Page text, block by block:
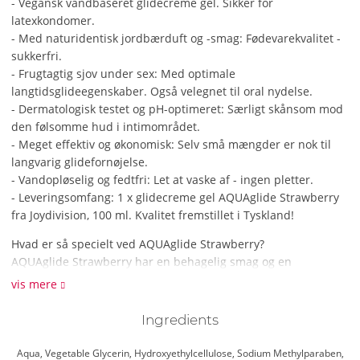
latexkondomer.
- Med naturidentisk jordbærduft og -smag: Fødevarekvalitet -
sukkerfri.
- Frugtagtig sjov under sex: Med optimale
langtidsglideegenskaber. Også velegnet til oral nydelse.
- Dermatologisk testet og pH-optimeret: Særligt skånsom mod
den følsomme hud i intimområdet.
- Meget effektiv og økonomisk: Selv små mængder er nok til
langvarig glidefornøjelse.
- Vandopløselig og fedtfri: Let at vaske af - ingen pletter.
- Leveringsomfang: 1 x glidecreme gel AQUAglide Strawberry
fra Joydivision, 100 ml. Kvalitet fremstillet i Tyskland!
Hvad er så specielt ved AQUAglide Strawberry?
AQUAglide Strawberry har en behagelig smag og en
betagende duft. En spændende kombination, der inviterer dig
glidecreme er nok til at fordybe krop og sind i en langvarig
sensuel oplevelse - i sukkerfri fødevarekvalitet og derfor ideel
til oralsex. AQUAglide Strawberry er særligt skånsom mod
vis mere
Ingredients
Aqua, Vegetable Glycerin, Hydroxyethylcellulose, Sodium Methylparaben,